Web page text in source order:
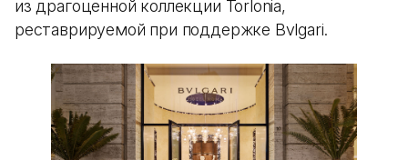
из драгоценной коллекции Torlonia,
реставрируемой при поддержке Bvlgari.